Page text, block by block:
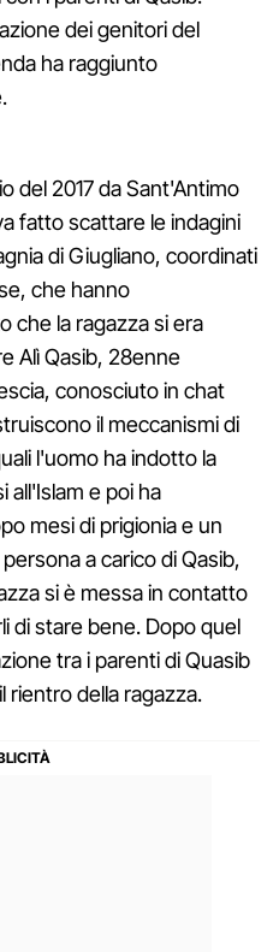
dei genitori del
ha raggiunto
del 2017 da Sant'Antimo
fatto scattare le indagini
di Giugliano, coordinati
che hanno
che la ragazza si era
Alì Qasib, 28enne
conosciuto in chat
il meccanismi di
l'uomo ha indotto la
all'Islam e poi ha
mesi di prigionia e un
a carico di Qasib,
si è messa in contatto
di stare bene. Dopo quel
tra i parenti di Quasib
rientro della ragazza.